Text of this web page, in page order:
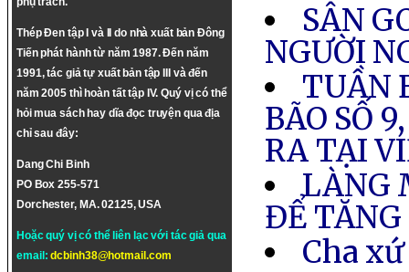
Thép Đen tập I và II do nhà xuất bản Đông
Tiến phát hành từ năm 1987. Đến năm
1991, tác giả tự xuất bản tập III và đến
năm 2005 thì hoàn tất tập IV. Quý vị có thể
hỏi mua sách hay dĩa đọc truyện qua địa
chỉ sau đây:
Dang Chi Binh
PO Box 255-571
Dorchester, MA. 02125, USA
Hoặc quý vị có thể liên lạc với tác giả qua
email:dcbinh38@hotmail.com
SÂN
NGƯỜI
TUẦN
BÃO SỐ
RA TẠI
LÀNG
ĐỂ
Cha